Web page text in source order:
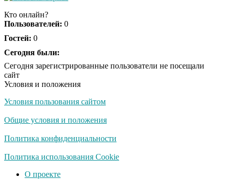
Кто онлайн?
Пользователей: 0
Гостей: 0
Сегодня были:
Сегодня зарегистрированные пользователи не посещали
сайт
Условия и положения
Условия пользования сайтом
Общие условия и положения
Политика конфиденциальности
Политика использования Cookie
О проекте